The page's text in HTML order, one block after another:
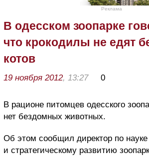
Реклама
В одесском зоопарке
что крокодилы не едят
котов
19 ноября 2012, 13:27 0
В рационе питомцев одесского
нет бездомных животных.
Об этом сообщил директор по науке
и стратегическому развитию